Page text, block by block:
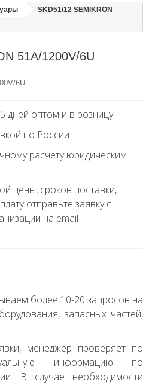
SKD51/12 SEMIKRON
51A/1200V/6U
6U
дней оптом и в розницу
по России
расчету юридическим
цены, сроков поставки,
отправьте заявку с
на email
более 10-20 запросов на
запасных частей,
менеджер проверяет по
информацию по
В случае необходимости